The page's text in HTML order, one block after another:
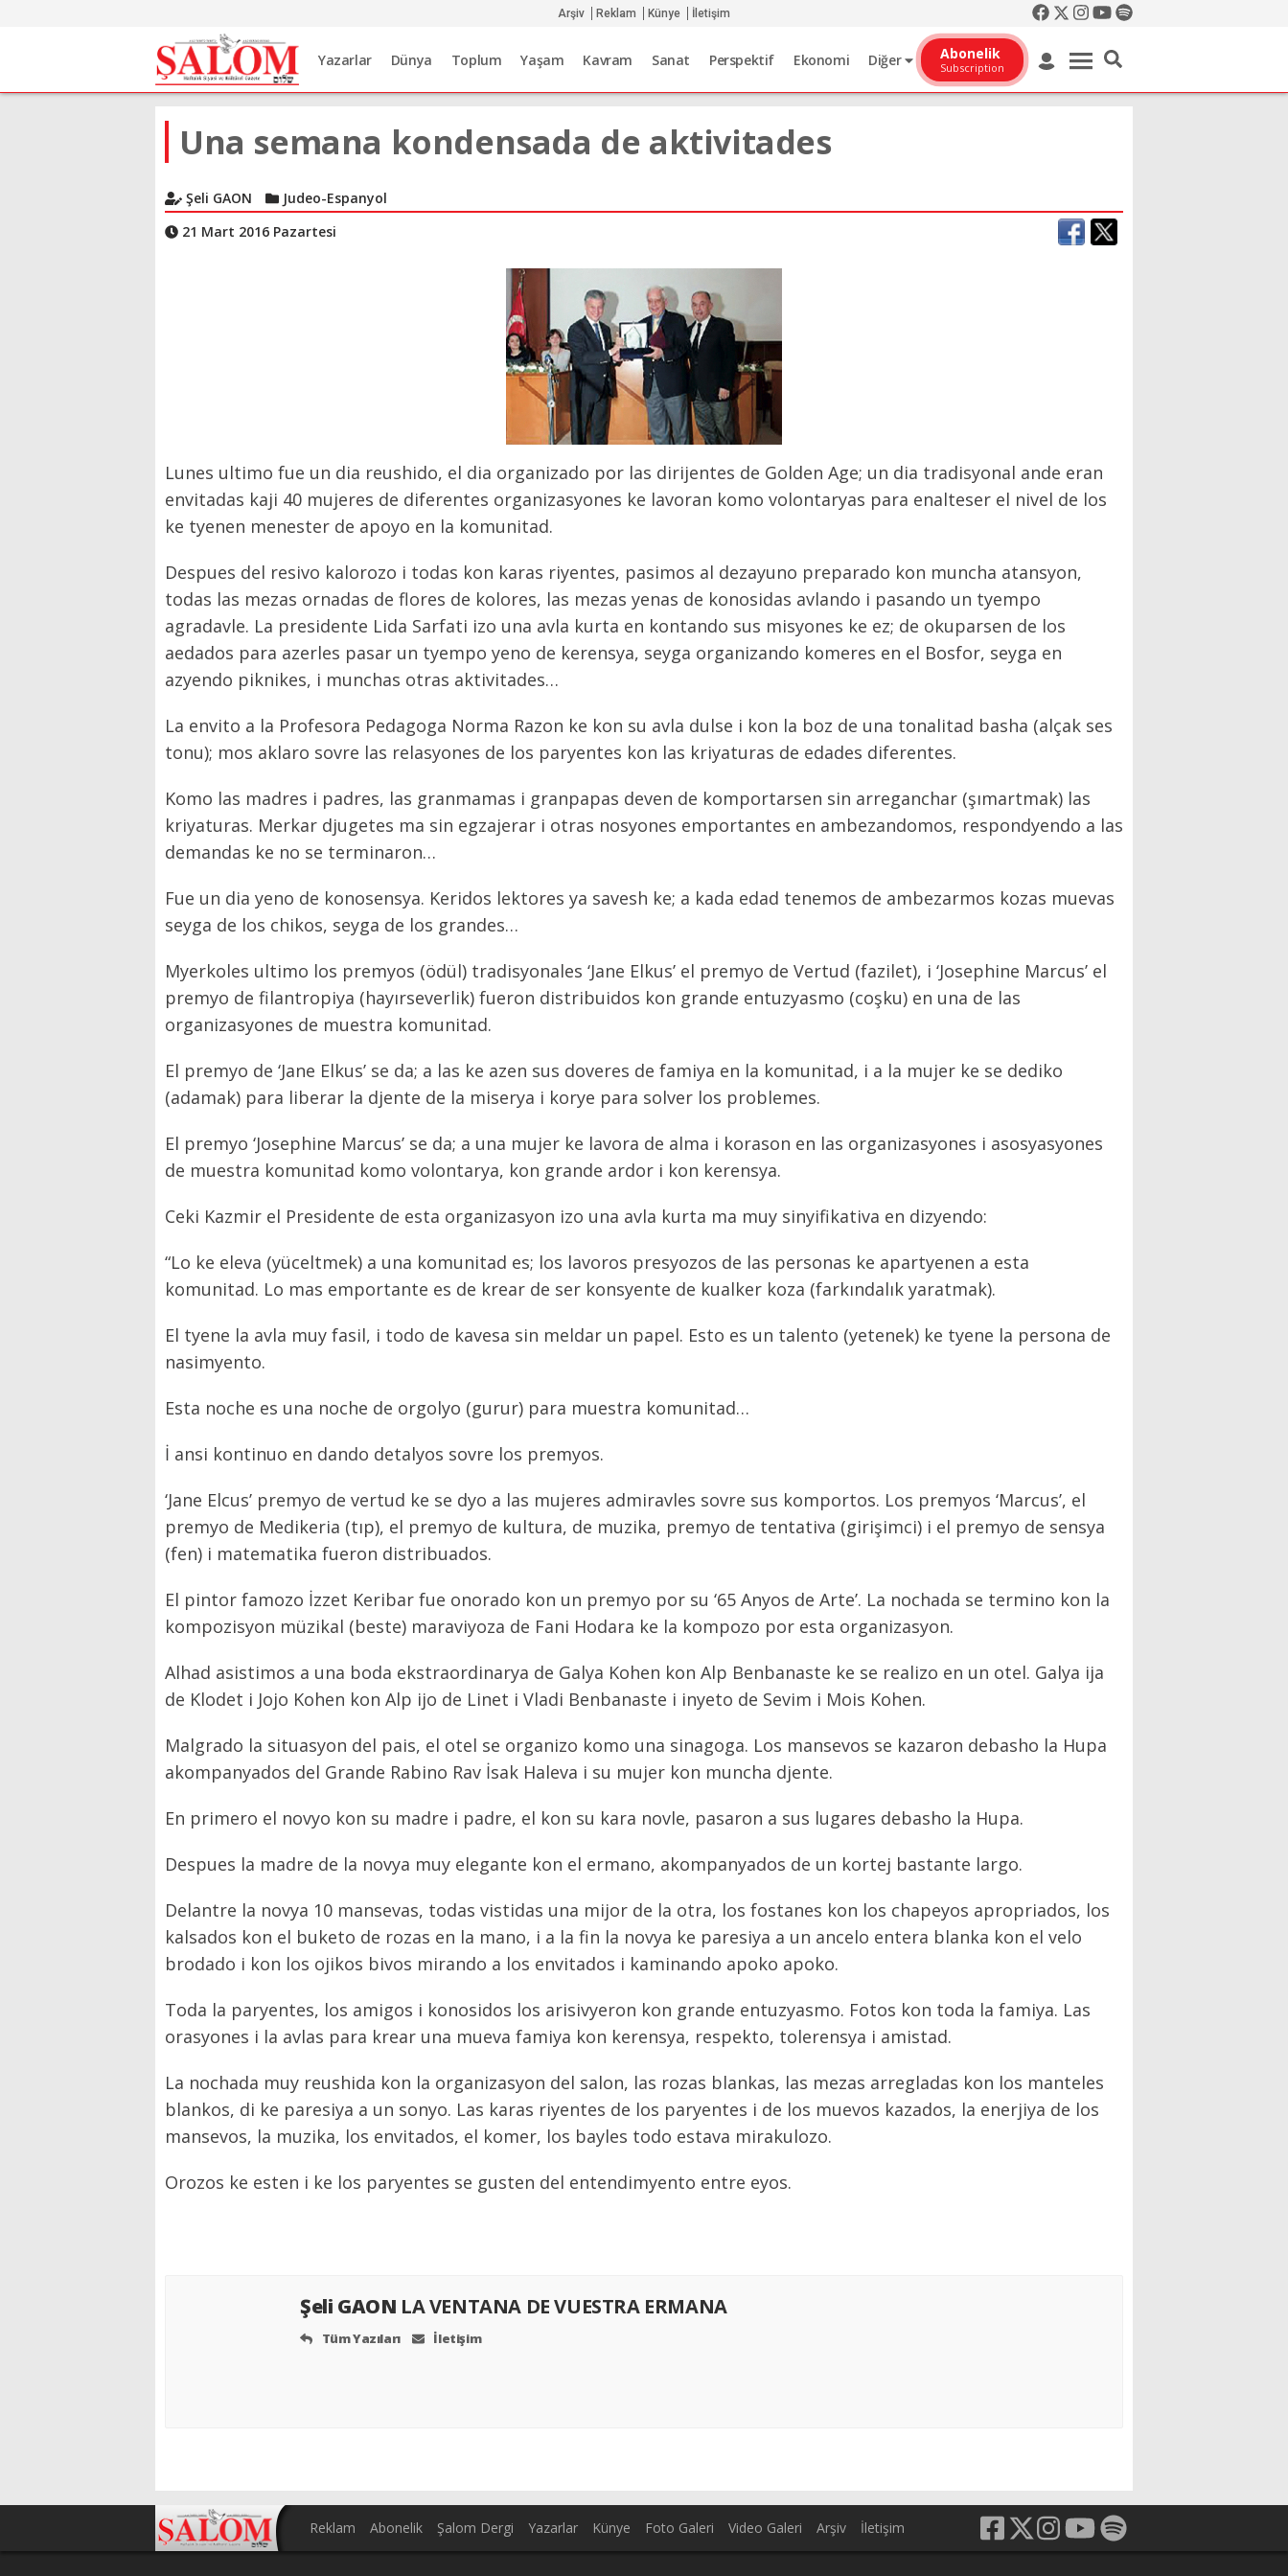
Arşiv Reklam Künye İletişim
Yazarlar Dünya Toplum Yaşam Kavram Sanat Perspektif Ekonomi Diğer Abonelik
Subscription
Una semana kondensada de aktivitades
Şeli GAON
Judeo-Espanyol
21 Mart 2016 Pazartesi
Lunes ultimo fue un dia reushido, el dia organizado por las dirijentes de Golden Age; un dia tradisyonal ande eran
envitadas kaji 40 mujeres de diferentes organizasyones ke lavoran komo volontaryas para enalteser el nivel de los
ke tyenen menester de apoyo en la komunitad.
Despues del resivo kalorozo i todas kon karas riyentes, pasimos al dezayuno preparado kon muncha atansyon,
todas las mezas ornadas de flores de kolores, las mezas yenas de konosidas avlando i pasando un tyempo
agradavle. La presidente Lida Sarfati izo una avla kurta en kontando sus misyones ke ez; de okuparsen de los
aedados para azerles pasar un tyempo yeno de kerensya, seyga organizando komeres en el Bosfor, seyga en
azyendo piknikes, i munchas otras aktivitades…
La envito a la Profesora Pedagoga Norma Razon ke kon su avla dulse i kon la boz de una tonalitad basha (alçak ses
tonu); mos aklaro sovre las relasyones de los paryentes kon las kriyaturas de edades diferentes.
Komo las madres i padres, las granmamas i granpapas deven de komportarsen sin arreganchar (şımartmak) las
kriyaturas. Merkar djugetes ma sin egzajerar i otras nosyones emportantes en ambezandomos, respondyendo a las
demandas ke no se terminaron…
Fue un dia yeno de konosensya. Keridos lektores ya savesh ke; a kada edad tenemos de ambezarmos kozas muevas
seyga de los chikos, seyga de los grandes…
Myerkoles ultimo los premyos (ödül) tradisyonales ‘Jane Elkus’ el premyo de Vertud (fazilet), i ‘Josephine Marcus’ el
premyo de filantropiya (hayırseverlik) fueron distribuidos kon grande entuzyasmo (coşku) en una de las
organizasyones de muestra komunitad.
El premyo de ‘Jane Elkus’ se da; a las ke azen sus doveres de famiya en la komunitad, i a la mujer ke se dediko
(adamak) para liberar la djente de la miserya i korye para solver los problemes.
El premyo ‘Josephine Marcus’ se da; a una mujer ke lavora de alma i korason en las organizasyones i asosyasyones
de muestra komunitad komo volontarya, kon grande ardor i kon kerensya.
Ceki Kazmir el Presidente de esta organizasyon izo una avla kurta ma muy sinyifikativa en dizyendo:
“Lo ke eleva (yüceltmek) a una komunitad es; los lavoros presyozos de las personas ke apartyenen a esta
komunitad. Lo mas emportante es de krear de ser konsyente de kualker koza (farkındalık yaratmak).
El tyene la avla muy fasil, i todo de kavesa sin meldar un papel. Esto es un talento (yetenek) ke tyene la persona de
nasimyento.
Esta noche es una noche de orgolyo (gurur) para muestra komunitad…
İ ansi kontinuo en dando detalyos sovre los premyos.
‘Jane Elcus’ premyo de vertud ke se dyo a las mujeres admiravles sovre sus komportos. Los premyos ‘Marcus’, el
premyo de Medikeria (tıp), el premyo de kultura, de muzika, premyo de tentativa (girişimci) i el premyo de sensya
(fen) i matematika fueron distribuados.
El pintor famozo İzzet Keribar fue onorado kon un premyo por su ‘65 Anyos de Arte’. La nochada se termino kon la
kompozisyon müzikal (beste) maraviyoza de Fani Hodara ke la kompozo por esta organizasyon.
Alhad asistimos a una boda ekstraordinarya de Galya Kohen kon Alp Benbanaste ke se realizo en un otel. Galya ija
de Klodet i Jojo Kohen kon Alp ijo de Linet i Vladi Benbanaste i inyeto de Sevim i Mois Kohen.
Malgrado la situasyon del pais, el otel se organizo komo una sinagoga. Los mansevos se kazaron debasho la Hupa
akompanyados del Grande Rabino Rav İsak Haleva i su mujer kon muncha djente.
En primero el novyo kon su madre i padre, el kon su kara novle, pasaron a sus lugares debasho la Hupa.
Despues la madre de la novya muy elegante kon el ermano, akompanyados de un kortej bastante largo.
Delantre la novya 10 mansevas, todas vistidas una mijor de la otra, los fostanes kon los chapeyos apropriados, los
kalsados kon el buketo de rozas en la mano, i a la fin la novya ke paresiya a un ancelo entera blanka kon el velo
brodado i kon los ojikos bivos mirando a los envitados i kaminando apoko apoko.
Toda la paryentes, los amigos i konosidos los arisivyeron kon grande entuzyasmo. Fotos kon toda la famiya. Las
orasyones i la avlas para krear una mueva famiya kon kerensya, respekto, tolerensya i amistad.
La nochada muy reushida kon la organizasyon del salon, las rozas blankas, las mezas arregladas kon los manteles
blankos, di ke paresiya a un sonyo. Las karas riyentes de los paryentes i de los muevos kazados, la enerjiya de los
mansevos, la muzika, los envitados, el komer, los bayles todo estava mirakulozo.
Orozos ke esten i ke los paryentes se gusten del entendimyento entre eyos.
Şeli GAON LA VENTANA DE VUESTRA ERMANA
Tüm Yazıları İletişim
Reklam Abonelik Şalom Dergi Yazarlar Künye Foto Galeri Video Galeri Arşiv İletişim